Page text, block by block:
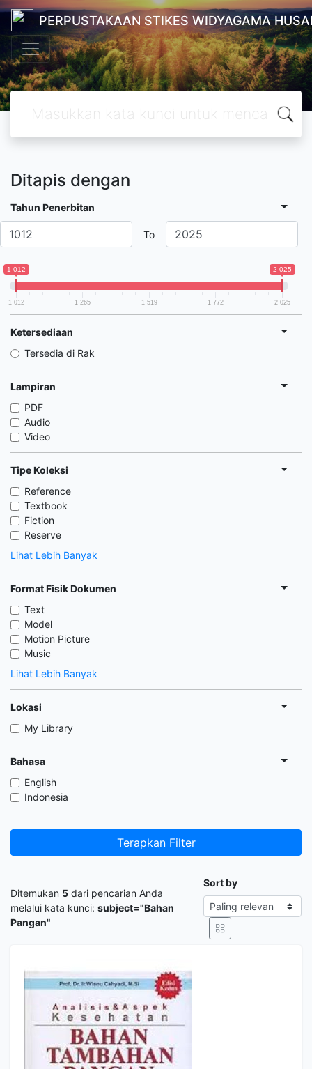
PERPUSTAKAAN STIKES WIDYAGAMA
Ditapis dengan
Tahun Penerbitan
To
1 012 2 025
1 012 1 265 1 519 1 772 2 025
Ketersediaan
Tersedia di Rak
Lampiran
PDF
Audio
Video
Tipe Koleksi
Reference
Textbook
Fiction
Reserve
Lihat Lebih Banyak
Format Fisik Dokumen
Text
Model
Motion Picture
Music
Lihat Lebih Banyak
Lokasi
My Library
Bahasa
English
Indonesia
Terapkan Filter
Ditemukan 5 dari pencarian Anda
melalui kata kunci: subject="Bahan
Pangan"
Sort by